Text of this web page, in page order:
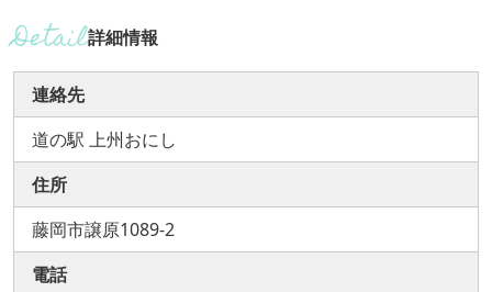
詳細情報
連絡先
道の駅 上州おにし
住所
藤岡市譲原1089-2
電話